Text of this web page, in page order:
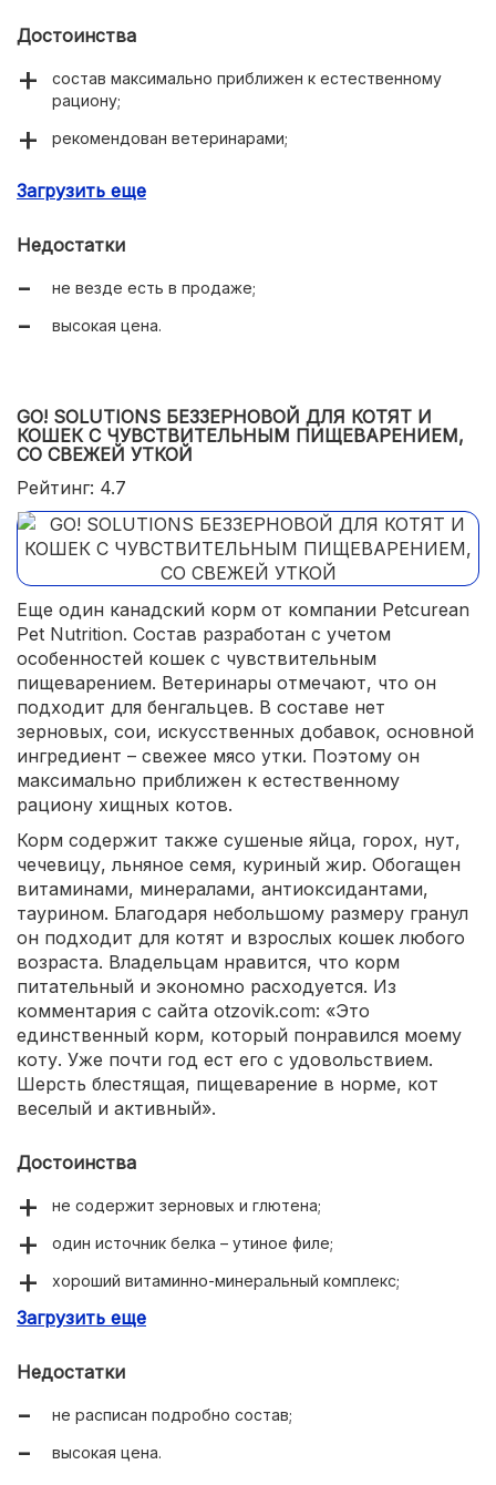
Достоинства
состав максимально приближен к естественному
рациону;
рекомендован ветеринарами;
улучшает работу кишечника;
нравится привередливым кошкам;
обогащен микроэлементами;
Загрузить еще
Недостатки
не везде есть в продаже;
высокая цена.
GO! SOLUTIONS БЕЗЗЕРНОВОЙ ДЛЯ КОТЯТ И
КОШЕК С ЧУВСТВИТЕЛЬНЫМ ПИЩЕВАРЕНИЕМ,
СО СВЕЖЕЙ УТКОЙ
Рейтинг: 4.7
Еще один канадский корм от компании Petcurean
Pet Nutrition. Состав разработан с учетом
особенностей кошек с чувствительным
пищеварением. Ветеринары отмечают, что он
подходит для бенгальцев. В составе нет
зерновых, сои, искусственных добавок, основной
ингредиент – свежее мясо утки. Поэтому он
максимально приближен к естественному
рациону хищных котов.
Корм содержит также сушеные яйца, горох, нут,
чечевицу, льняное семя, куриный жир. Обогащен
витаминами, минералами, антиоксидантами,
таурином. Благодаря небольшому размеру гранул
он подходит для котят и взрослых кошек любого
возраста. Владельцам нравится, что корм
питательный и экономно расходуется. Из
комментария с сайта otzovik.com: «Это
единственный корм, который понравился моему
коту. Уже почти год ест его с удовольствием.
Шерсть блестящая, пищеварение в норме, кот
веселый и активный».
Достоинства
не содержит зерновых и глютена;
один источник белка – утиное филе;
хороший витаминно-минеральный комплекс;
гипоаллергенный;
Загрузить еще
Недостатки
не расписан подробно состав;
высокая цена.